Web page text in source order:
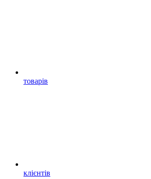
товарів
клієнтів